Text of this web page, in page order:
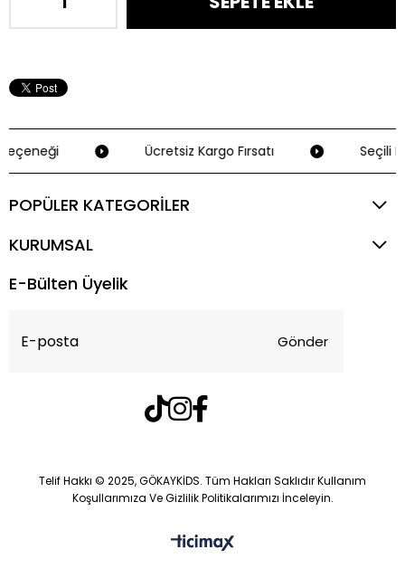
Ücretsiz Kargo Fırsatı Seçili
POPÜLER KATEGORİLER
KURUMSAL
E-Bülten Üyelik
Gönder
Telif Hakkı © 2025, GÖKAYKİDS. Tüm Hakları Saklıdır Kullanım
Koşullarımıza Ve Gizlilik Politikalarımızı İnceleyin.